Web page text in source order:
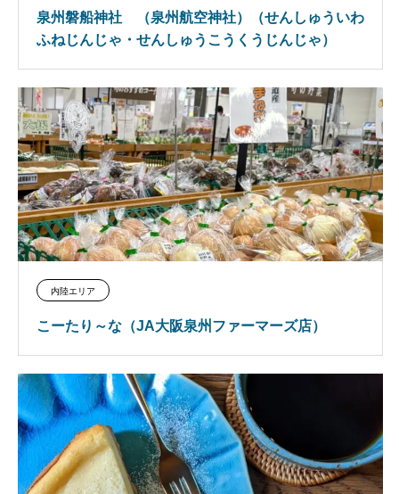
泉州磐船神社 （泉州航空神社）（せんしゅういわ
ふねじんじゃ・せんしゅうこうくうじんじゃ）
内陸エリア
こーたり～な（JA大阪泉州ファーマーズ店）